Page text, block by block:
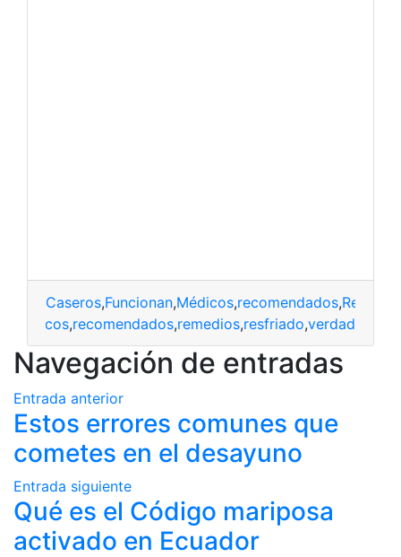
Caseros,Funcionan,Médicos,recomendados,
médicos,recomendados,remedios,resfriado,verdad
Navegación de entradas
Entrada anterior
Estos errores comunes que
cometes en el desayuno
Entrada siguiente
Qué es el Código mariposa
activado en Ecuador